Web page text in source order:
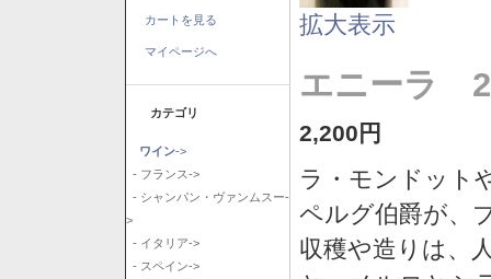
カートを見る
マイページへ
カテゴリ
ワイン->
- フランス->
- シャンパン・ヴァンムスー-
>
- イタリア->
- スペイン->
拡大表示
エニーラ
2,200円
ラ・モンドット
ペルグ伯爵が、
収穫や造りは、